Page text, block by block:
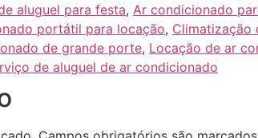
aluguel para festa, Ar condicionado
portátil para locação, Climatização
de grande porte, Locação de ar
de aluguel de ar condicionado